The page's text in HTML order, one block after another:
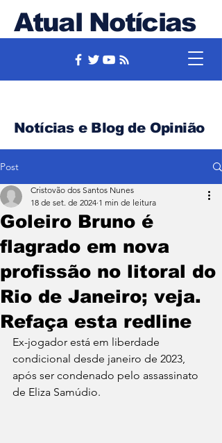
Notícias e Blog de Opinião
Atual Notícias
Post
Goleiro Bruno é
flagrado em nova
profissão no litoral do
Rio de Janeiro; veja.
Refaça esta redline
Cristovão dos Santos Nunes
18 de set. de 2024 1 min de leitura
Ex-jogador está em liberdade
condicional desde janeiro de 2023,
após ser condenado pelo assassinato
de Eliza Samúdio.